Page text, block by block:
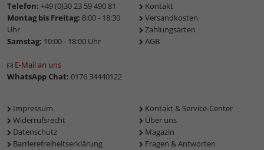
Telefon: +49 (0)30 23 59 490 81
Montag bis Freitag: 8:00 - 18:30
Uhr
Samstag: 10:00 - 18:00 Uhr
E-Mail an uns
WhatsApp Chat: 0176 34440122
Kontakt
Versandkosten
Zahlungsarten
AGB
Impressum
Widerrufsrecht
Datenschutz
Barrierefreiheitserklärung
Kontakt & Service-Center
Über uns
Magazin
Fragen & Antworten